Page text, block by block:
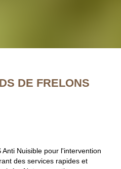
DE FRELONS
Nuisible pour l'intervention
des services rapides et